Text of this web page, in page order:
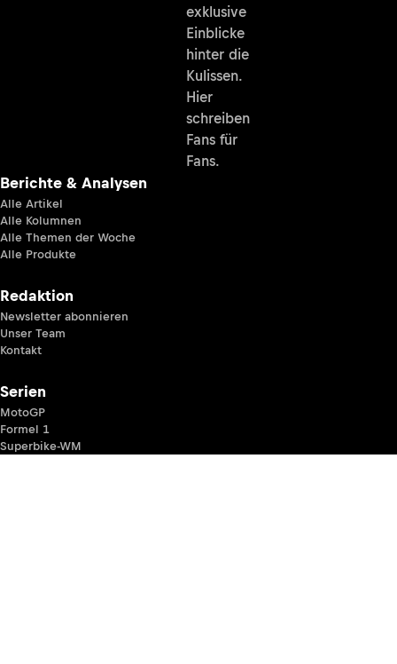
exklusive
Einblicke
hinter die
Kulissen.
Hier
schreiben
Fans für
Fans.
Berichte & Analysen
Alle Artikel
Alle Kolumnen
Alle Themen der Woche
Alle Produkte
Redaktion
Newsletter abonnieren
Unser Team
Kontakt
Serien
MotoGP
Formel 1
Superbike-WM